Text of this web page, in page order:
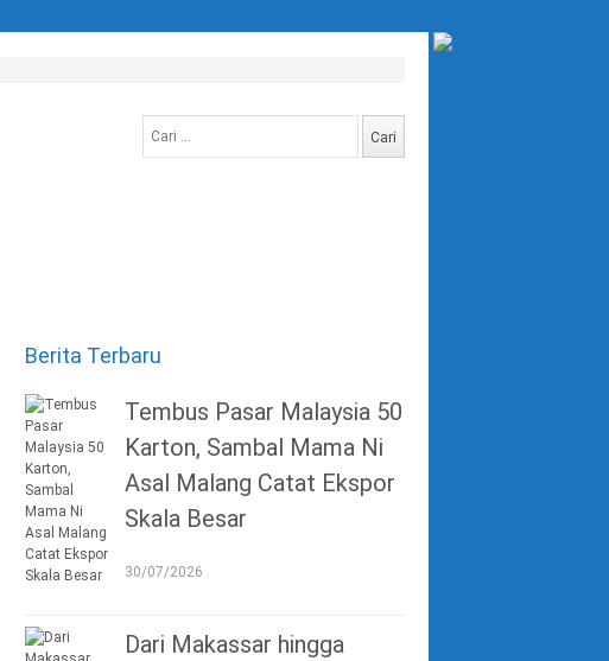
untuk:
Berita Terbaru
Tembus Pasar Malaysia 50
Karton, Sambal Mama Ni
Asal Malang Catat Ekspor
Skala Besar
30/07/2026
Dari Makassar hingga